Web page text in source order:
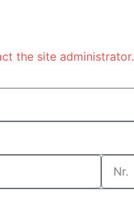
the site administrator.